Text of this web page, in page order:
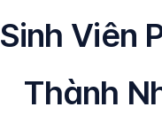
Sinh Viên
Thành